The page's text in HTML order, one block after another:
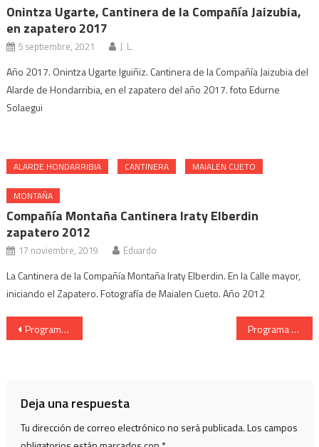
Onintza Ugarte, Cantinera de la Compañía Jaizubia,
en zapatero 2017
5 septiembre, 2021 J. L.
Año 2017. Onintza Ugarte Iguiñiz. Cantinera de la Compañía Jaizubia del
Alarde de Hondarribia, en el zapatero del año 2017. foto Edurne
Solaegui
ALARDE HONDARRIBIA CANTINERA MAIALEN CUETO
MONTAÑA
Compañía Montaña Cantinera Iraty Elberdin
zapatero 2012
17 noviembre, 2019 Eduardo
La Cantinera de la Compañía Montaña Iraty Elberdin. En la Calle mayor,
iniciando el Zapatero. Fotografía de Maialen Cueto. Año 2012
Navegación
Programa Oficial de Fiestas de Hondarribia – año 1997 Programa Oficial de Fiestas de Hondarribia – año 1999
Deja una respuesta
Tu dirección de correo electrónico no será publicada.Los campos